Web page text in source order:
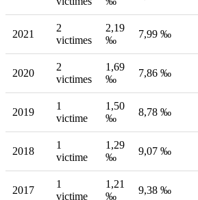
2021
2
victimes
2,19
‰
7,99 ‰
2020
2
victimes
1,69
‰
7,86 ‰
2019
1
victime
1,50
‰
8,78 ‰
2018
1
victime
1,29
‰
9,07 ‰
2017
1
victime
1,21
‰
9,38 ‰